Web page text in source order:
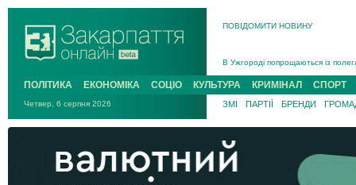
ПОВІДОМИТИ НОВИНУ
В Ужгороді попрощаються із
В Ужгороді 5 серпня
Підтвердили загибель
На війні з рф поліг військовий з
На Хустщині внаслідок ДТП за
Інструктора районного ТЦК на
ПОЛІТИКА ЕКОНОМІКА СОЦІО КУЛЬТУРА КРИМІНАЛ СПОРТ
Четвер, 6 серпня 2026 ЗМІ ПАРТІЇ БРЕНДИ